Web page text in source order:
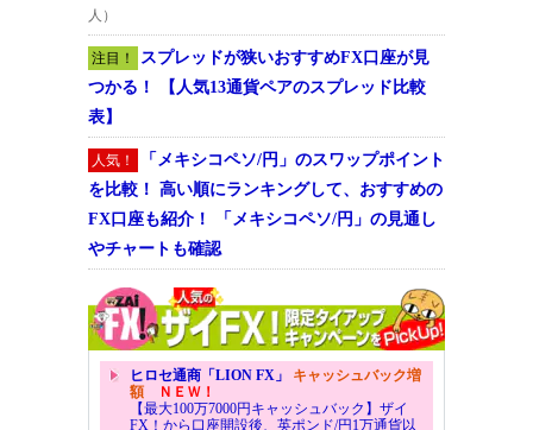
人）
注目！
スプレッドが狭いおすすめFX口座が見
つかる！ 【人気13通貨ペアのスプレッド比較
表】
人気！
「メキシコペソ/円」のスワップポイント
を比較！ 高い順にランキングして、おすすめの
FX口座も紹介！ 「メキシコペソ/円」の見通し
やチャートも確認
ヒロセ通商「LION FX」 キャッシュバック増
額ＮＥＷ！
【最大100万7000円キャッシュバック】ザイ
FX！から口座開設後、英ポンド/円1万通貨以